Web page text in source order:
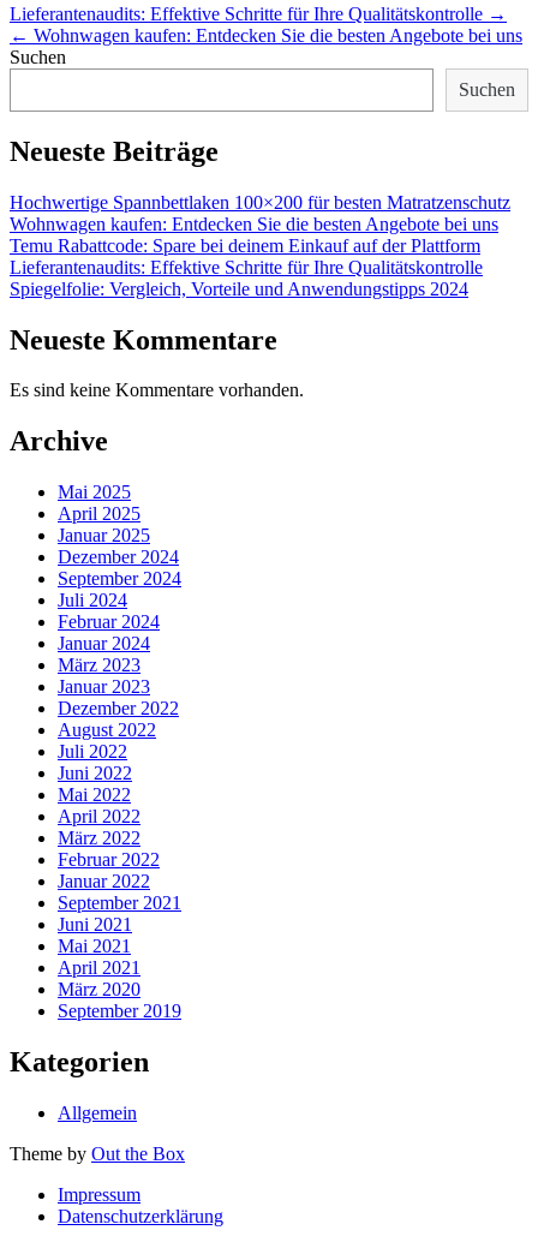
Post
navigation
Lieferantenaudits: Effektive Schritte für Ihre Qualitätskontrolle →
← Wohnwagen kaufen: Entdecken Sie die besten Angebote bei uns
Suchen
Suchen
Neueste Beiträge
Hochwertige Spannbettlaken 100×200 für besten Matratzenschutz
Wohnwagen kaufen: Entdecken Sie die besten Angebote bei uns
Temu Rabattcode: Spare bei deinem Einkauf auf der Plattform
Lieferantenaudits: Effektive Schritte für Ihre Qualitätskontrolle
Spiegelfolie: Vergleich, Vorteile und Anwendungstipps 2024
Neueste Kommentare
Es sind keine Kommentare vorhanden.
Archive
Mai 2025
April 2025
Januar 2025
Dezember 2024
September 2024
Juli 2024
Februar 2024
Januar 2024
März 2023
Januar 2023
Dezember 2022
August 2022
Juli 2022
Juni 2022
Mai 2022
April 2022
März 2022
Februar 2022
Januar 2022
September 2021
Juni 2021
Mai 2021
April 2021
März 2020
September 2019
Kategorien
Allgemein
Theme by Out the Box
Impressum
Datenschutzerklärung